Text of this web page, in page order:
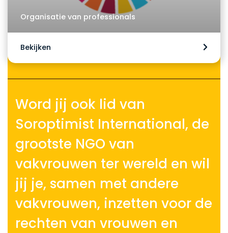
Organisatie van professionals
Bekijken Meer projecten
Word jij ook lid van
Soroptimist International, de
grootste NGO van
vakvrouwen ter wereld en wil
jij je, samen met andere
vakvrouwen, inzetten voor de
rechten van vrouwen en